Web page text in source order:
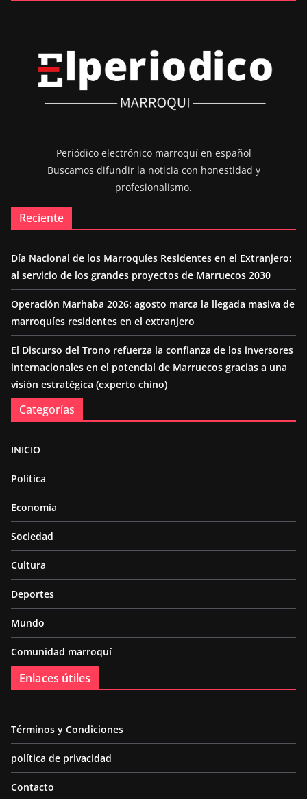
Periódico electrónico marroquí en español
Buscamos difundir la noticia con honestidad y
profesionalismo.
Reciente
Día Nacional de los Marroquíes Residentes en el Extranjero:
al servicio de los grandes proyectos de Marruecos 2030
Operación Marhaba 2026: agosto marca la llegada masiva de
marroquíes residentes en el extranjero
El Discurso del Trono refuerza la confianza de los inversores
internacionales en el potencial de Marruecos gracias a una
visión estratégica (experto chino)
Categorías
INICIO
Política
Economía
Sociedad
Cultura
Deportes
Mundo
Comunidad marroquí
Enlaces útiles
Términos y Condiciones
política de privacidad
Contacto